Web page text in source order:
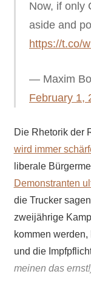
Now, if only
aside and
https://t.co/
— Maxim
February 1,
Die Rhetorik der
wird immer
liberale
Demonstranten
die Trucker
zweijährige
kommen
und die
meinen das